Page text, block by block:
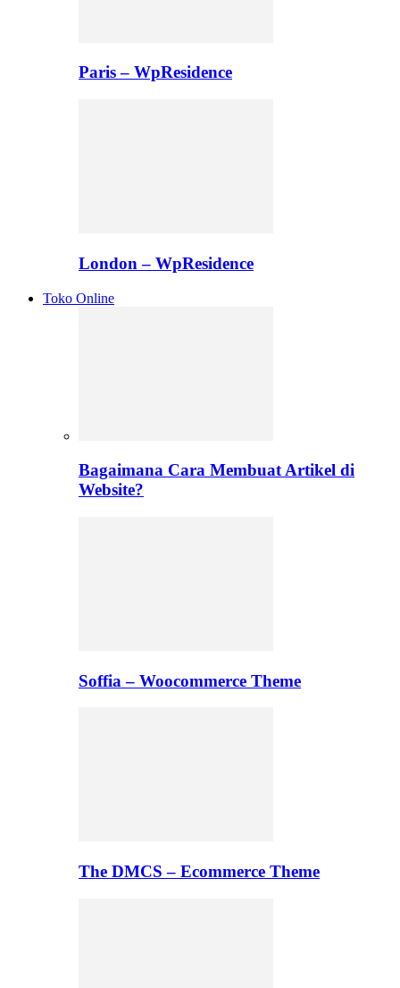
Paris – WpResidence
London – WpResidence
Toko Online
Bagaimana Cara Membuat Artikel di
Website?
Soffia – Woocommerce Theme
The DMCS – Ecommerce Theme